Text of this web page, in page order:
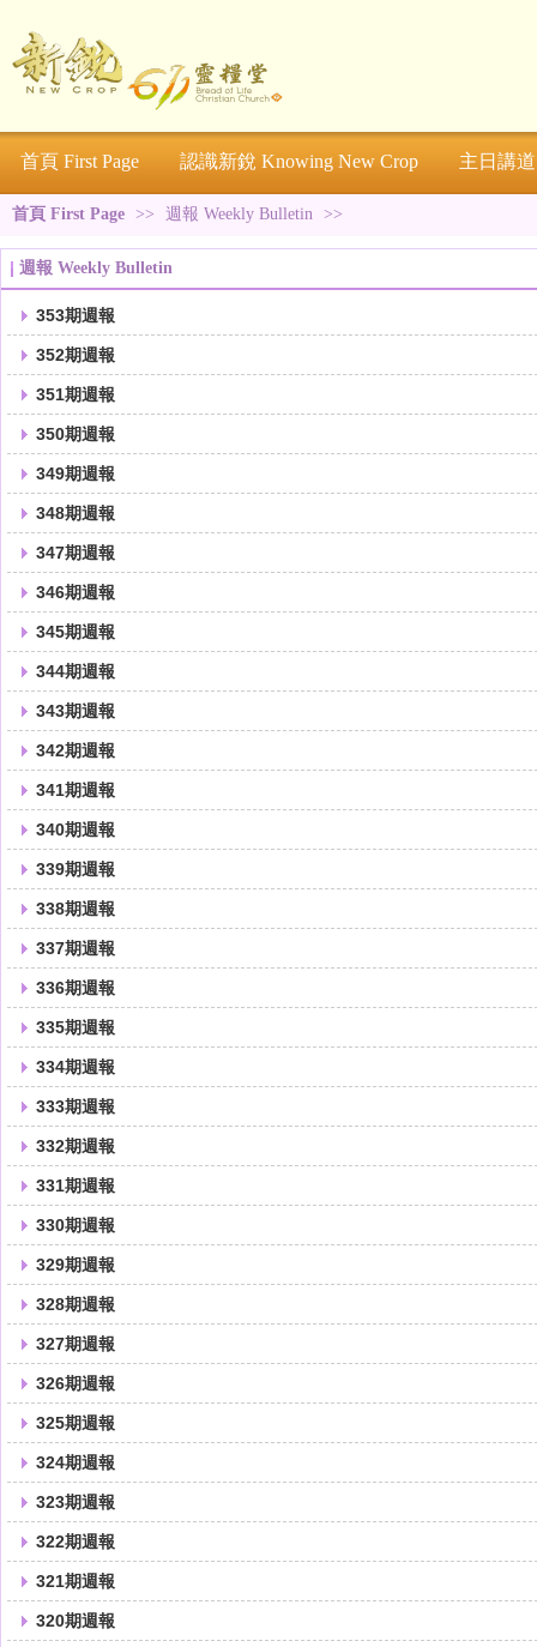
首頁 First Page 認識新銳 Knowing New Crop 主日講道
首頁 First Page >> 週報 Weekly Bulletin >>
週報 Weekly Bulletin
353期週報
352期週報
351期週報
350期週報
349期週報
348期週報
347期週報
346期週報
345期週報
344期週報
343期週報
342期週報
341期週報
340期週報
339期週報
338期週報
337期週報
336期週報
335期週報
334期週報
333期週報
332期週報
331期週報
330期週報
329期週報
328期週報
327期週報
326期週報
325期週報
324期週報
323期週報
322期週報
321期週報
320期週報